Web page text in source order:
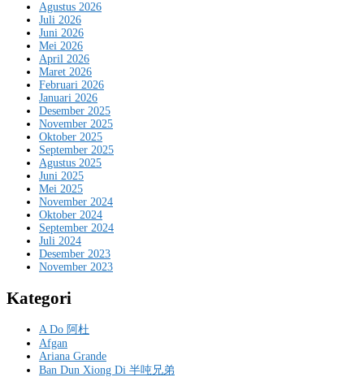
Agustus 2026
Juli 2026
Juni 2026
Mei 2026
April 2026
Maret 2026
Februari 2026
Januari 2026
Desember 2025
November 2025
Oktober 2025
September 2025
Agustus 2025
Juni 2025
Mei 2025
November 2024
Oktober 2024
September 2024
Juli 2024
Desember 2023
November 2023
Kategori
A Do 阿杜
Afgan
Ariana Grande
Ban Dun Xiong Di 半吨兄弟